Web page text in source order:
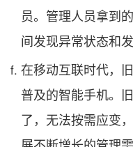
员。管理人员拿到
间发现异常状态和发
在移动互联时代，
普及的智能手机。
了，无法按需应变